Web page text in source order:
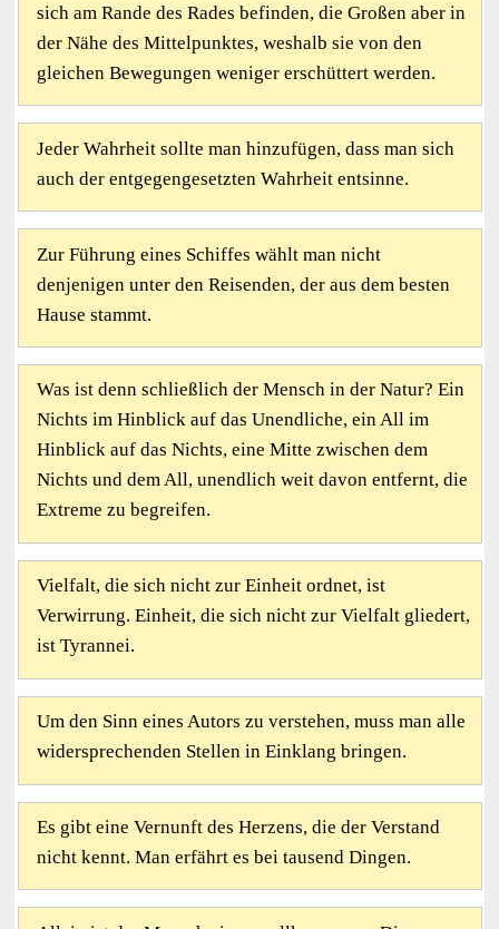
sich am Rande des Rades befinden, die Großen aber in
der Nähe des Mittelpunktes, weshalb sie von den
gleichen Bewegungen weniger erschüttert werden.
Jeder Wahrheit sollte man hinzufügen, dass man sich
auch der entgegengesetzten Wahrheit entsinne.
Zur Führung eines Schiffes wählt man nicht
denjenigen unter den Reisenden, der aus dem besten
Hause stammt.
Was ist denn schließlich der Mensch in der Natur? Ein
Nichts im Hinblick auf das Unendliche, ein All im
Hinblick auf das Nichts, eine Mitte zwischen dem
Nichts und dem All, unendlich weit davon entfernt, die
Extreme zu begreifen.
Vielfalt, die sich nicht zur Einheit ordnet, ist
Verwirrung. Einheit, die sich nicht zur Vielfalt gliedert,
ist Tyrannei.
Um den Sinn eines Autors zu verstehen, muss man alle
widersprechenden Stellen in Einklang bringen.
Es gibt eine Vernunft des Herzens, die der Verstand
nicht kennt. Man erfährt es bei tausend Dingen.